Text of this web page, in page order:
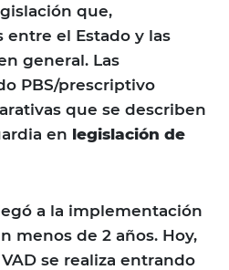
que,
entre el Estado y las
general. Las
PBS/prescriptivo
que se describen
en legislación de
a la implementación
menos de 2 años. Hoy,
se realiza entrando